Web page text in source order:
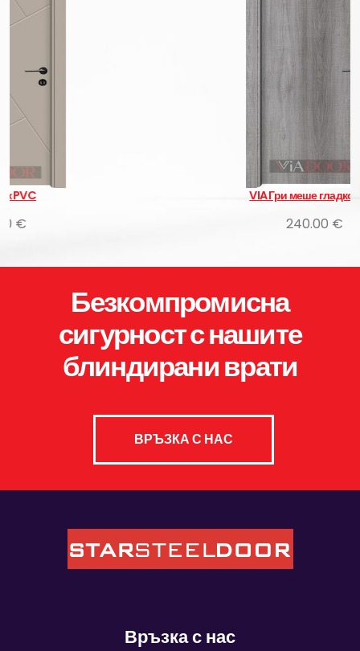
VIA Гри меше гладко PVC
Безкомпромисна
сигурност с нашите
блиндирани врати
ВРЪЗКА С НАС
Връзка с нас